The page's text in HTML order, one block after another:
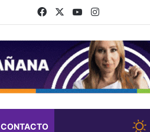
FacebookYouTubeInstagram
CONTACTO